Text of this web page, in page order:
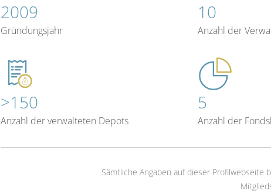
2009
Gründungsjahr
10
Anzahl der
>150
Anzahl der verwalteten Depots
5
Anzahl der
Sämtliche Angaben auf dieser Profilwebseite